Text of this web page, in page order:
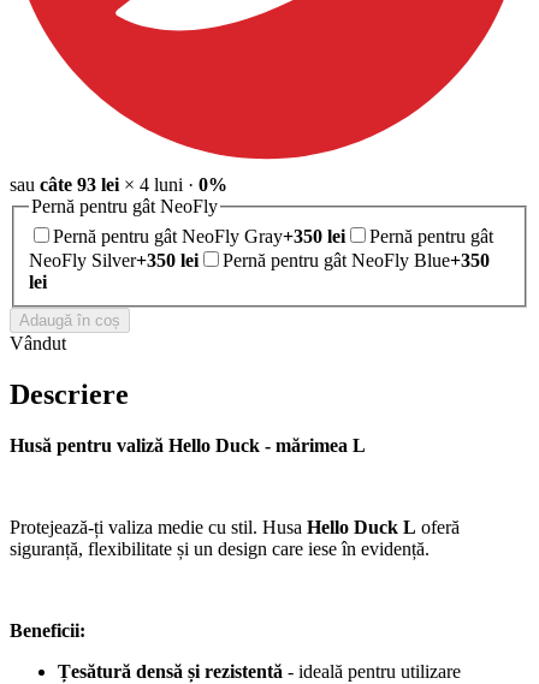
sau câte 93 lei × 4 luni · 0%
Pernă pentru gât NeoFly
Pernă pentru gât NeoFly Gray+350 lei
Pernă pentru gât
NeoFly Silver+350 lei Pernă pentru gât NeoFly Blue+350
lei
Adaugă în coș
Vândut
Descriere
Husă pentru valiză Hello Duck - mărimea L
Protejează-ți valiza medie cu stil. Husa Hello Duck L oferă
siguranță, flexibilitate și un design care iese în evidență.
Beneficii:
Țesătură densă și rezistentă - ideală pentru utilizare